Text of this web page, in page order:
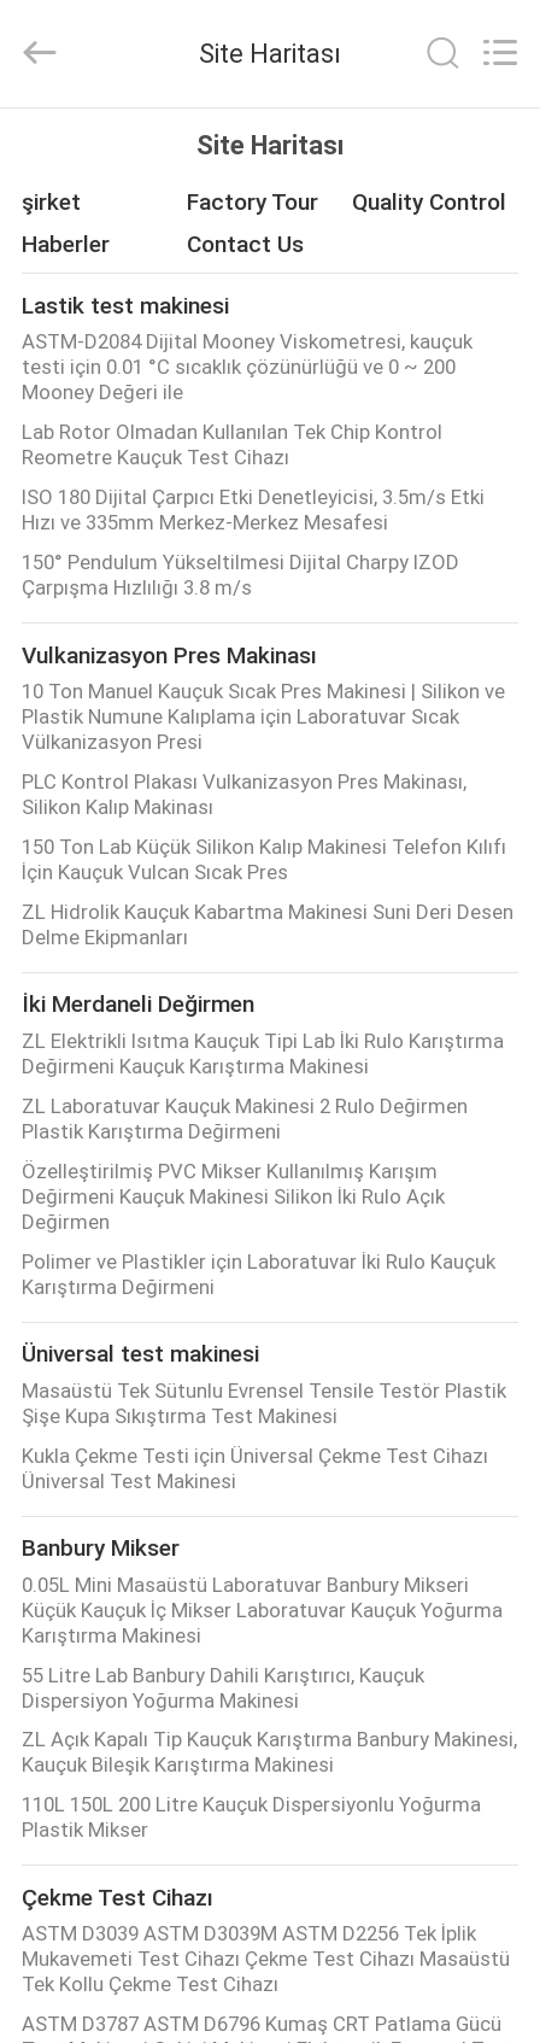
ÜRÜN:%
VİDEOLAR
HAKKIMIZDA
FABRIKA
TURU
KALITE
KONTROL
BIZE
ULAŞIN
HABERLER
BIR
TEKLIF
ISTEĞI
VR
SHOW
SITE
HARITASI
PRIVACY
POLICY
Technology
Rights
Site Haritası
Site Haritası
şirket Factory Tour
Quality Control
Haberler
Contact Us
Lastik test makinesi
ASTM-D2084 Dijital Mooney Viskometresi, kauçuk
testi için 0.01 °C sıcaklık çözünürlüğü ve 0 ~ 200
Mooney Değeri ile
Lab Rotor Olmadan Kullanılan Tek Chip Kontrol
Reometre Kauçuk Test Cihazı
ISO 180 Dijital Çarpıcı Etki Denetleyicisi, 3.5m/s Etki
Hızı ve 335mm Merkez-Merkez Mesafesi
150° Pendulum Yükseltilmesi Dijital Charpy IZOD
Çarpışma Hızlılığı 3.8 m/s
Vulkanizasyon Pres Makinası
10 Ton Manuel Kauçuk Sıcak Pres Makinesi | Silikon ve
Plastik Numune Kalıplama için Laboratuvar Sıcak
Vülkanizasyon Presi
PLC Kontrol Plakası Vulkanizasyon Pres Makinası,
Silikon Kalıp Makinası
150 Ton Lab Küçük Silikon Kalıp Makinesi Telefon Kılıfı
İçin Kauçuk Vulcan Sıcak Pres
ZL Hidrolik Kauçuk Kabartma Makinesi Suni Deri Desen
Delme Ekipmanları
İki Merdaneli Değirmen
ZL Elektrikli Isıtma Kauçuk Tipi Lab İki Rulo Karıştırma
Değirmeni Kauçuk Karıştırma Makinesi
ZL Laboratuvar Kauçuk Makinesi 2 Rulo Değirmen
Plastik Karıştırma Değirmeni
Özelleştirilmiş PVC Mikser Kullanılmış Karışım
Değirmeni Kauçuk Makinesi Silikon İki Rulo Açık
Değirmen
Polimer ve Plastikler için Laboratuvar İki Rulo Kauçuk
Karıştırma Değirmeni
Üniversal test makinesi
Masaüstü Tek Sütunlu Evrensel Tensile Testör Plastik
Şişe Kupa Sıkıştırma Test Makinesi
Kukla Çekme Testi için Üniversal Çekme Test Cihazı
Üniversal Test Makinesi
Banbury Mikser
0.05L Mini Masaüstü Laboratuvar Banbury Mikseri
Küçük Kauçuk İç Mikser Laboratuvar Kauçuk Yoğurma
Karıştırma Makinesi
55 Litre Lab Banbury Dahili Karıştırıcı, Kauçuk
Dispersiyon Yoğurma Makinesi
ZL Açık Kapalı Tip Kauçuk Karıştırma Banbury Makinesi,
Kauçuk Bileşik Karıştırma Makinesi
110L 150L 200 Litre Kauçuk Dispersiyonlu Yoğurma
Plastik Mikser
Çekme Test Cihazı
ASTM D3039 ASTM D3039M ASTM D2256 Tek İplik
Mukavemeti Test Cihazı Çekme Test Cihazı Masaüstü
Tek Kollu Çekme Test Cihazı
ASTM D3787 ASTM D6796 Kumaş CRT Patlama Gücü